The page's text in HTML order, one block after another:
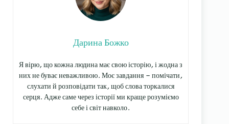
Дарина Божко
Я вірю, що кожна людина має свою історію, і жодна з
них не буває неважливою. Моє завдання — помічати,
слухати й розповідати так, щоб слова торкалися
серця. Адже саме через історії ми краще розуміємо
себе і світ навколо.